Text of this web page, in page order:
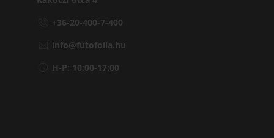
+36-20-400-7-400
info@futofolia.hu
H-P: 10:00-17:00